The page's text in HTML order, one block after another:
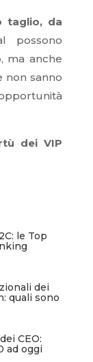
taglio, da
possono
ma anche
non sanno
dei VIP
le Top
dei
quali sono
CEO:
ad oggi